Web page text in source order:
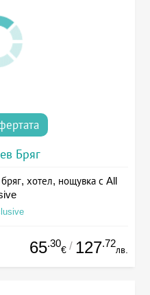
Бряг
хотел, нощувка с All
65.30
€ / 127.72
лв.